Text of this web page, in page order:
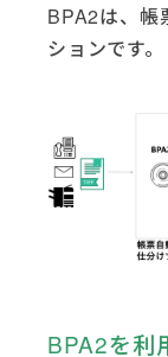
BPA2は、帳
ションです。
BPA2を利